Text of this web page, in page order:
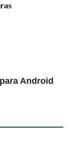
Android